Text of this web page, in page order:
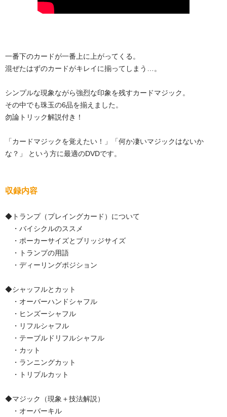
一番下のカードが一番上に上がってくる。
混ぜたはずのカードがキレイに揃ってしまう…。
シンプルな現象ながら強烈な印象を残すカードマジック。
その中でも珠玉の6品を揃えました。
勿論トリック解説付き！
「カードマジックを覚えたい！」「何か凄いマジックはないか
な？」 という方に最適のDVDです。
収録内容
◆トランプ（プレイングカード）について
・バイシクルのススメ
・ポーカーサイズとブリッジサイズ
・トランプの用語
・ディーリングポジション
◆シャッフルとカット
・オーバーハンドシャフル
・ヒンズーシャフル
・リフルシャフル
・テーブルドリフルシャフル
・カット
・ランニングカット
・トリプルカット
◆マジック（現象＋技法解説）
・オーバーキル